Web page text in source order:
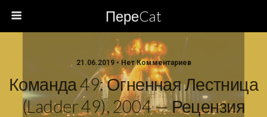
ПереCat
21.06.2019 • Нет Комментариев
Команда 49: Огненная Лестница
(Ladder 49), 2004 — Рецензия